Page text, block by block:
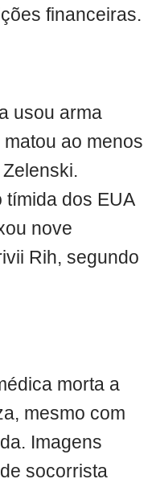
financeiras.
usou arma
ao menos
dos EUA
nove
Rih, segundo
morta a
mesmo com
Imagens
socorrista